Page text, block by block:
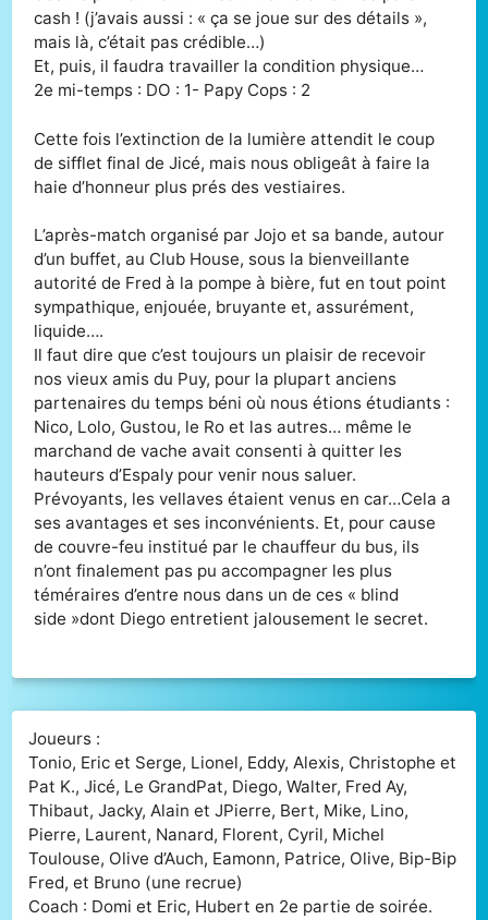
cash ! (j’avais aussi : « ça se joue sur des détails »,
mais là, c’était pas crédible…)
Et, puis, il faudra travailler la condition physique…
2e mi-temps : DO : 1- Papy Cops : 2
Cette fois l’extinction de la lumière attendit le coup
de sifflet final de Jicé, mais nous obligeât à faire la
haie d’honneur plus prés des vestiaires.
L’après-match organisé par Jojo et sa bande, autour
d’un buffet, au Club House, sous la bienveillante
autorité de Fred à la pompe à bière, fut en tout point
sympathique, enjouée, bruyante et, assurément,
liquide….
Il faut dire que c’est toujours un plaisir de recevoir
nos vieux amis du Puy, pour la plupart anciens
partenaires du temps béni où nous étions étudiants :
Nico, Lolo, Gustou, le Ro et las autres… même le
marchand de vache avait consenti à quitter les
hauteurs d’Espaly pour venir nous saluer.
Prévoyants, les vellaves étaient venus en car…Cela a
ses avantages et ses inconvénients. Et, pour cause
de couvre-feu institué par le chauffeur du bus, ils
n’ont finalement pas pu accompagner les plus
téméraires d’entre nous dans un de ces « blind
side »dont Diego entretient jalousement le secret.
Joueurs :
Tonio, Eric et Serge, Lionel, Eddy, Alexis, Christophe et
Pat K., Jicé, Le GrandPat, Diego, Walter, Fred Ay,
Thibaut, Jacky, Alain et JPierre, Bert, Mike, Lino,
Pierre, Laurent, Nanard, Florent, Cyril, Michel
Toulouse, Olive d’Auch, Eamonn, Patrice, Olive, Bip-Bip
Fred, et Bruno (une recrue)
Coach : Domi et Eric, Hubert en 2e partie de soirée.